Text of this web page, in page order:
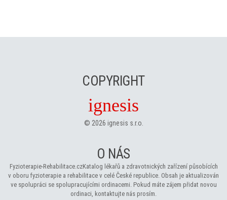
COPYRIGHT
ignesis
© 2026 ignesis s.r.o.
O NÁS
Fyzioterapie-Rehabilitace.czKatalog lékařů a zdravotnických zařízení působících
v oboru fyzioterapie a rehabilitace v celé České republice. Obsah je aktualizován
ve spolupráci se spolupracujícími ordinacemi. Pokud máte zájem přidat novou
ordinaci, kontaktujte nás prosím.